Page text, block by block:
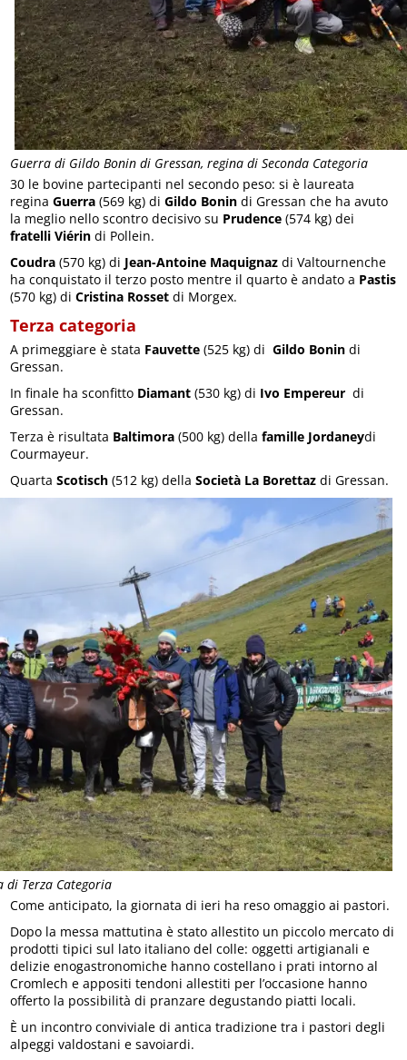
Guerra di Gildo Bonin di Gressan, regina di Seconda Categoria
30 le bovine partecipanti nel secondo peso: si è laureata
reginaGuerra (569 kg) diGildo Bonindi Gressan che ha avuto
la meglio nello scontro decisivo su Prudence (574 kg) dei
fratelli Viérin di Pollein.
Coudra (570 kg) di Jean-Antoine Maquignaz di Valtournenche
ha conquistato il terzo posto mentre il quarto è andato a Pastis
(570 kg) diCristina Rossetdi Morgex.
Terza categoria
A primeggiare è stata Fauvette (525 kg) diGildo Bonindi
Gressan.
In finale ha sconfitto Diamant (530 kg) di Ivo Empereur di
Gressan.
Terza è risultata Baltimora (500 kg) dellafamille Jordaneydi
Courmayeur.
QuartaScotisch (512 kg) dellaSocietà La Borettazdi Gressan.
di Terza Categoria
Come anticipato, la giornata di ieri ha reso omaggio ai pastori.
Dopo la messa mattutina è stato allestito un piccolo mercato di
prodotti tipici sul lato italiano del colle: oggetti artigianali e
delizie enogastronomiche hanno costellano i prati intorno al
Cromlech e appositi tendoni allestiti per l’occasione hanno
offerto la possibilità di pranzare degustando piatti locali.
È un incontro conviviale di antica tradizione tra i pastori degli
alpeggi valdostani e savoiardi.